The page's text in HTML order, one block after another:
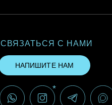
СВЯЗАТЬСЯ С НАМИ
НАПИШИТЕ НАМ
*